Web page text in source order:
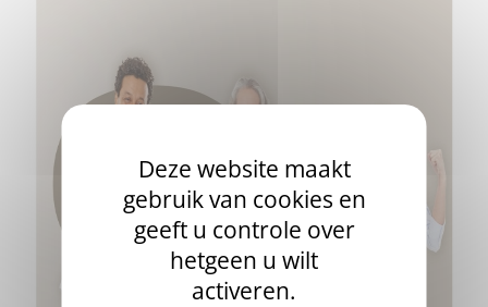
Deze website maakt
gebruik van cookies en
geeft u controle over
hetgeen u wilt
activeren.